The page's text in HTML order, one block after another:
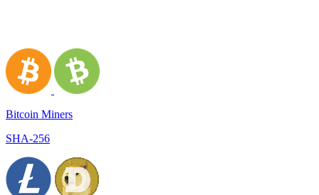
Bitcoin Miners
SHA-256